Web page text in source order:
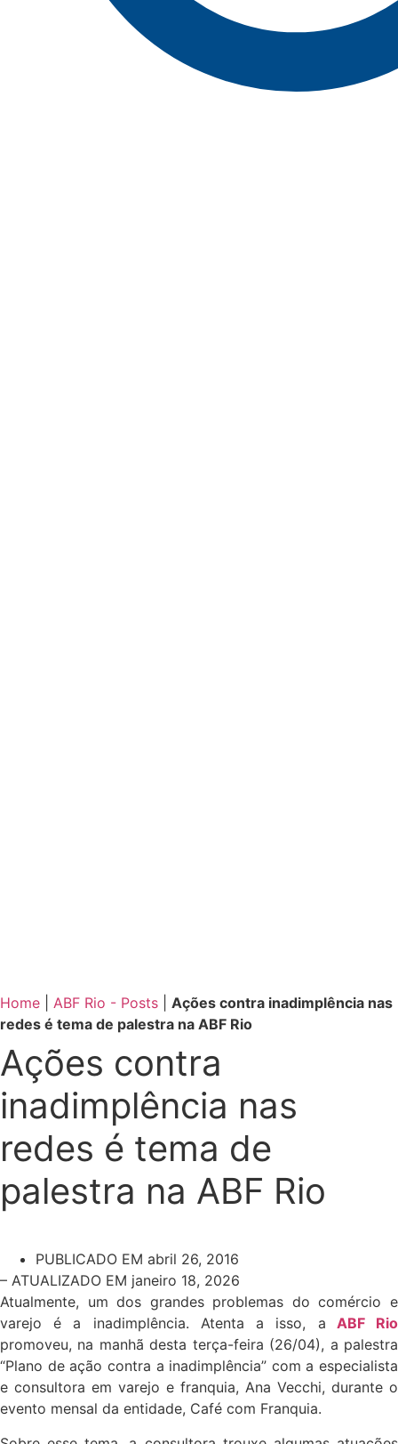
Home ABF Rio - Posts
Ações contra inadimplência nas
redes é tema de palestra na ABF Rio
Ações contra
inadimplência nas
redes é tema de
palestra na ABF Rio
PUBLICADO EM abril 26, 2016
– ATUALIZADO EM janeiro 18, 2026
Atualmente, um dos grandes problemas do comércio e
varejo é a inadimplência. Atenta a isso, a ABF Rio
promoveu, na manhã desta terça-feira (26/04), a palestra
“Plano de ação contra a inadimplência” com a especialista
e consultora em varejo e franquia, Ana Vecchi, durante o
evento mensal da entidade, Café com Franquia.